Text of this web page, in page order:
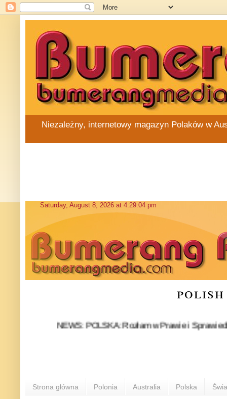
Niezależny, internetowy magazyn Polaków w
NEWS: POLSKA: Rozłam w Prawie i
Strona główna Polonia Australia Polska